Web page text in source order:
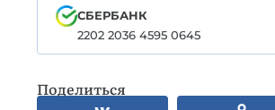
СБЕРБАНК
2202 2036 4595 0645
Поделиться